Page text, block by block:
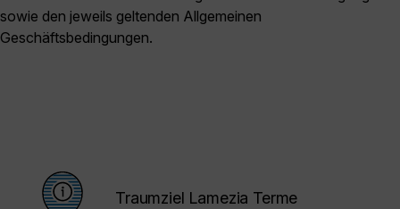
sowie den jeweils geltenden Allgemeinen
Geschäftsbedingungen.
Traumziel Lamezia Terme